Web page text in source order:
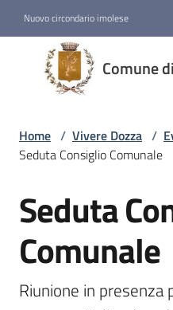
Nuovo circondario imolese
Comune
Comune
di
Dozza
Novità
Servizi
Vivere
Home / Vivere Dozza /
Seduta Consiglio Comunale
Salta al contenuto
Seduta
Comunale
Riunione in